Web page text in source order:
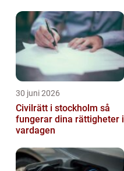
30 juni 2026
Civilrätt i stockholm så
fungerar dina rättigheter i
vardagen